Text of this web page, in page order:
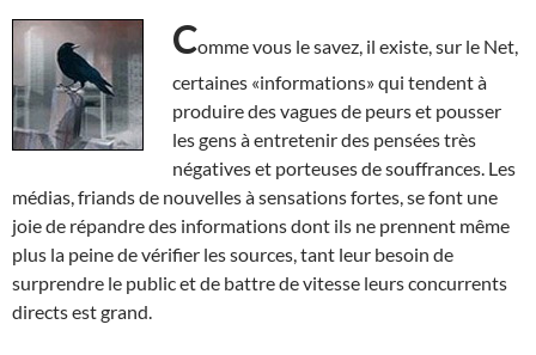
Comme vous le savez, il existe, sur le Net,
certaines «informations» qui tendent à
produire des vagues de peurs et pousser
les gens à entretenir des pensées très
négatives et porteuses de souffrances. Les
médias, friands de nouvelles à sensations fortes, se font une
joie de répandre des informations dont ils ne prennent même
plus la peine de vérifier les sources, tant leur besoin de
surprendre le public et de battre de vitesse leurs concurrents
directs est grand.